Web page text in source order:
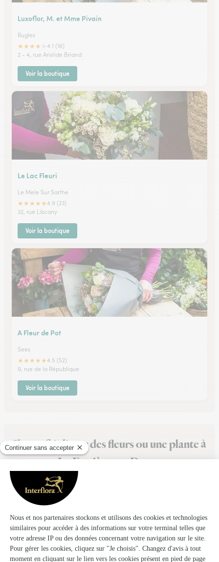
Luxoflor, M. et Mme Pivain
Rugles
★★★★
4.1 (16)
2 - 4, rue Aristide Briand
Voir la boutique
Le Lac Fleuri
Le Mele Sur Sarthe
★★★★★4.9 (23)
32, rue Libcany
Voir la boutique
A Fleur de Pot
Sees
★★★★★4.5 (52)
9, rue de la République
Voir la boutique
Ils ont fait livrer des fleurs ou une plante à
La Ferrière-au-Doyen
★
★
Parfait
Tout etait parfait et à l hzure
26/05/2026